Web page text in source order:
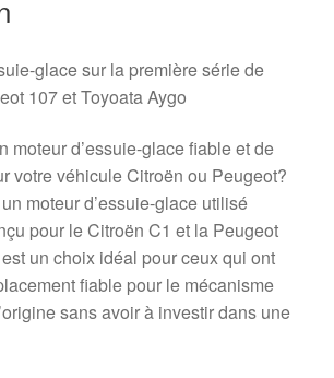
glace sur la première série de
107 et Toyoata Aygo
moteur d’essuie-glace fiable et de
votre véhicule Citroën ou Peugeot?
moteur d’essuie-glace utilisé
pour le Citroën C1 et la Peugeot
un choix idéal pour ceux qui ont
fiable pour le mécanisme
sans avoir à investir dans une